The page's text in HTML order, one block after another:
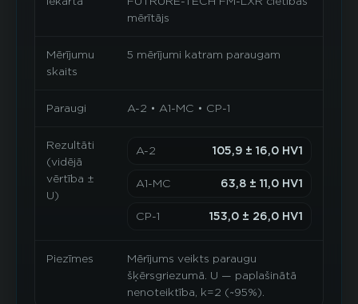
mērītājs
Mērījumu
skaits
5 mērījumi katram paraugam
Paraugi A-2 • A1-MC • CP-1
Rezultāti
(vidējā
vērtība ±
U)
A-2 105,9 ± 16,0 HV1
A1-MC 63,8 ± 11,0 HV1
CP-1 153,0 ± 26,0 HV1
Piezīmes
Mērījums veikts paraugu
šķērsgriezumā. U — paplašinātā
nenoteiktība, k=2 (~95%).